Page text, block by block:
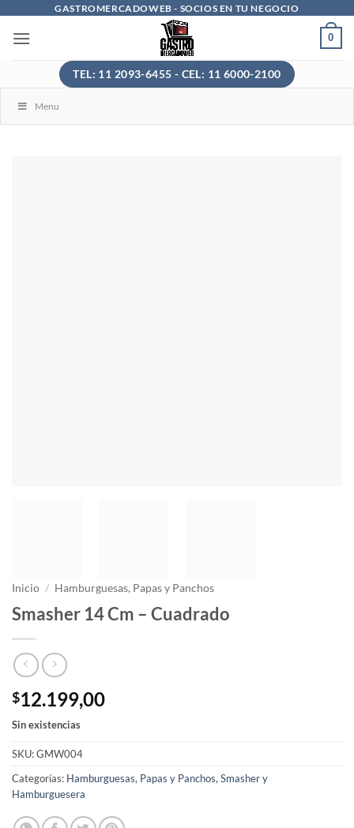
contenido
GASTROMERCADOWEB - SOCIOS EN TU NEGOCIO
0
TEL: 11 2093-6455 - CEL: 11 6000-2100
Menu
Inicio / Hamburguesas, Papas y Panchos
Smasher 14 Cm – Cuadrado
$12.199,00
Sin existencias
SKU:GMW004
Categorías: Hamburguesas, Papas y Panchos, Smasher y
Hamburguesera